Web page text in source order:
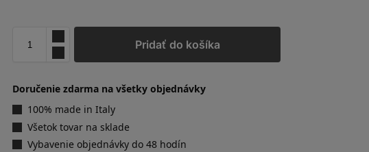
Pridať do košíka
Doručenie zdarma na všetky objednávky
100% made in Italy
Všetok tovar na sklade
Vybavenie objednávky do 48 hodín